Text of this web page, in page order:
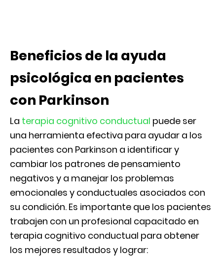
Beneficios de la ayuda
psicológica en pacientes
con Parkinson
La terapia cognitivo conductual puede ser
una herramienta efectiva para ayudar a los
pacientes con Parkinson a identificar y
cambiar los patrones de pensamiento
negativos y a manejar los problemas
emocionales y conductuales asociados con
su condición. Es importante que los pacientes
trabajen con un profesional capacitado en
terapia cognitivo conductual para obtener
los mejores resultados y lograr: